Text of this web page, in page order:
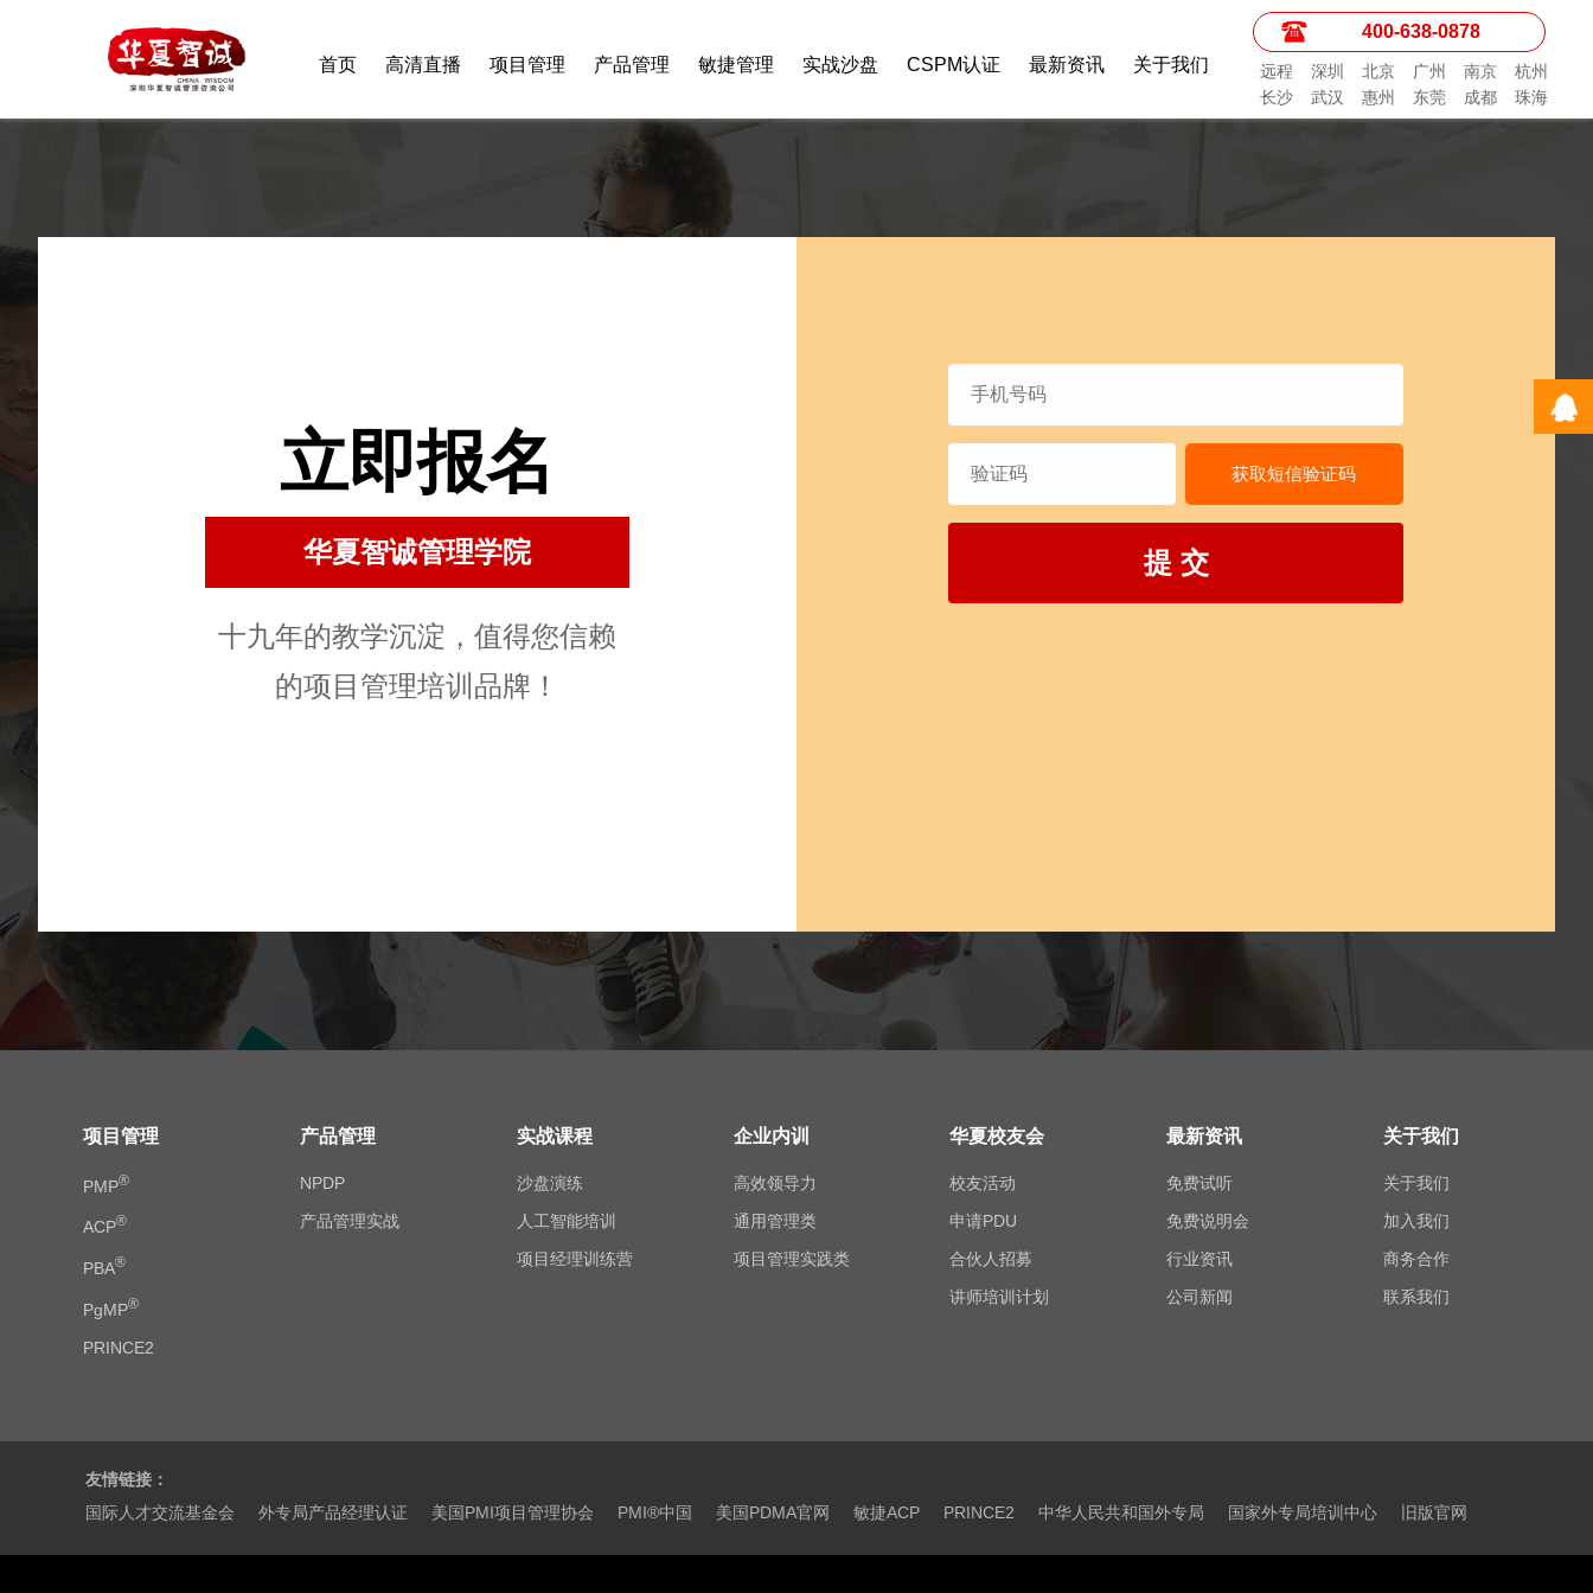
首页 高清直播 项目管理 产品管理 敏捷管理 实战沙盘 CSPM认证 最新资讯 关于我们
400-638-0878
远程 深圳 北京 广州 南京
杭州
长沙
武汉 惠州 东莞 成都 珠海
立即报名
华夏智诚管理学院
十九年的教学沉淀，值得您信赖
的项目管理培训品牌！
获取短信验证码
项目管理
PMP®
ACP®
PBA®
PgMP®
PRINCE2
产品管理
NPDP
产品管理实战
实战课程
沙盘演练
人工智能培训
项目经理训练营
企业内训
高效领导力
通用管理类
项目管理实践类
华夏校友会
校友活动
申请PDU
合伙人招募
讲师培训计划
最新资讯
免费试听
免费说明会
行业资讯
公司新闻
关于我们
关于我们
加入我们
商务合作
联系我们
友情链接：
国际人才交流基金会
外专局产品经理认证 美国PMI项目管理协会 PMI®中国 美国PDMA官网 敏捷ACP PRINCE2 中华人民共和国外专局 国家外专局培训中心 旧版官网